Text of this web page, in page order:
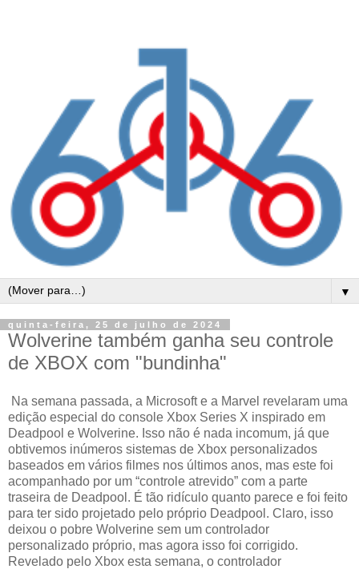
▼
quinta-feira, 25 de julho de 2024
Wolverine também ganha seu controle
de XBOX com "bundinha"
Na semana passada, a Microsoft e a Marvel revelaram uma
edição especial do console Xbox Series X inspirado em
Deadpool e Wolverine. Isso não é nada incomum, já que
obtivemos inúmeros sistemas de Xbox personalizados
baseados em vários filmes nos últimos anos, mas este foi
acompanhado por um “controle atrevido” com a parte
traseira de Deadpool. É tão ridículo quanto parece e foi feito
para ter sido projetado pelo próprio Deadpool. Claro, isso
deixou o pobre Wolverine sem um controlador
personalizado próprio, mas agora isso foi corrigido.
Revelado pelo Xbox esta semana, o controlador